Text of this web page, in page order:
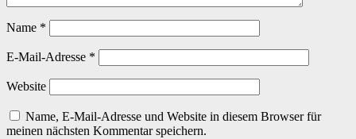
Name *
E-Mail-Adresse *
Website
Name, E-Mail-Adresse und Website in diesem Browser für
meinen nächsten Kommentar speichern.